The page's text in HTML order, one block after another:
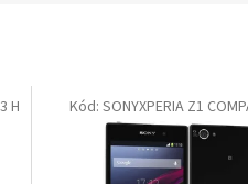
H Kód: SONYXPERIA Z1